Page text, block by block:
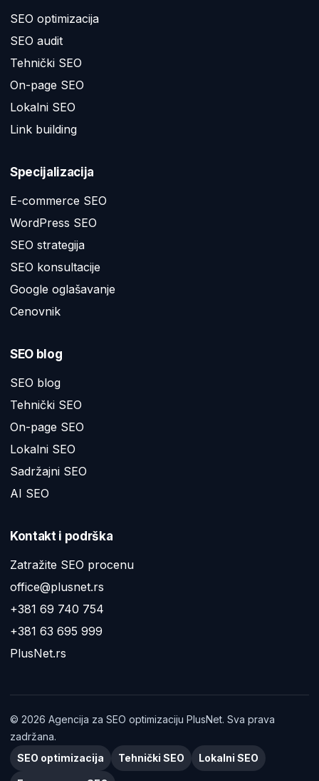
SEO optimizacija
SEO audit
Tehnički SEO
On-page SEO
Lokalni SEO
Link building
Specijalizacija
E-commerce SEO
WordPress SEO
SEO strategija
SEO konsultacije
Google oglašavanje
Cenovnik
SEO blog
SEO blog
Tehnički SEO
On-page SEO
Lokalni SEO
Sadržajni SEO
AI SEO
Kontakt i podrška
Zatražite SEO procenu
office@plusnet.rs
+381 69 740 754
+381 63 695 999
PlusNet.rs
© 2026 Agencija za SEO optimizaciju PlusNet. Sva prava
zadržana.
SEO optimizacija
Tehnički SEO Lokalni SEO